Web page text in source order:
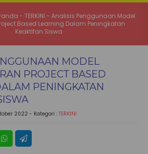
- TERKINI - Analisis Penggunaan Model
Based Learning Dalam Peningkatan
Keaktifan Siswa
MODEL
PROJECT BASED
PENINGKATAN
2022 - Kategori : TERKINI